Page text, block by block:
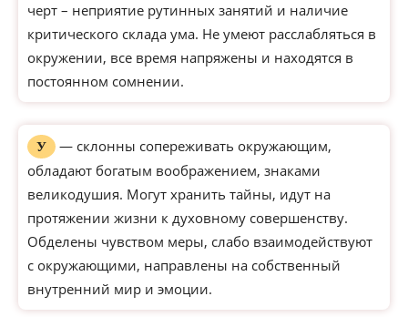
черт – неприятие рутинных занятий и наличие
критического склада ума. Не умеют расслабляться в
окружении, все время напряжены и находятся в
постоянном сомнении.
У
— склонны сопереживать окружающим,
обладают богатым воображением, знаками
великодушия. Могут хранить тайны, идут на
протяжении жизни к духовному совершенству.
Обделены чувством меры, слабо взаимодействуют
с окружающими, направлены на собственный
внутренний мир и эмоции.